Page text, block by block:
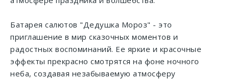
Батарея салютов "Дедушка Мороз" - это
приглашение в мир сказочных моментов и
радостных воспоминаний. Ее яркие и красочные
эффекты прекрасно смотрятся на фоне ночного
неба, создавая незабываемую атмосферу